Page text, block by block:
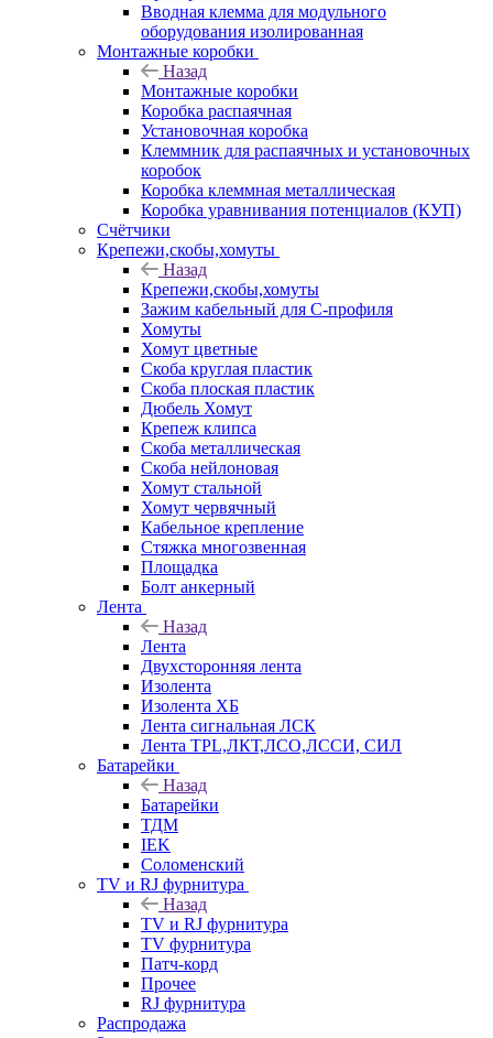
Вводная клемма для модульного
оборудования изолированная
Монтажные коробки
Назад
Монтажные коробки
Коробка распаячная
Установочная коробка
Клеммник для распаячных и установочных
коробок
Коробка клеммная металлическая
Коробка уравнивания потенциалов (КУП)
Счётчики
Крепежи,скобы,хомуты
Назад
Крепежи,скобы,хомуты
Зажим кабельный для С-профиля
Хомуты
Хомут цветные
Скоба круглая пластик
Скоба плоская пластик
Дюбель Хомут
Крепеж клипса
Скоба металлическая
Скоба нейлоновая
Хомут стальной
Хомут червячный
Кабельное крепление
Стяжка многозвенная
Площадка
Болт анкерный
Лента
Назад
Лента
Двухсторонняя лента
Изолента
Изолента ХБ
Лента сигнальная ЛСК
Лента TPL,ЛКТ,ЛСО,ЛССИ, СИЛ
Батарейки
Назад
Батарейки
ТДМ
IEK
Соломенский
TV и RJ фурнитура
Назад
TV и RJ фурнитура
TV фурнитура
Патч-корд
Прочее
RJ фурнитура
Распродажа